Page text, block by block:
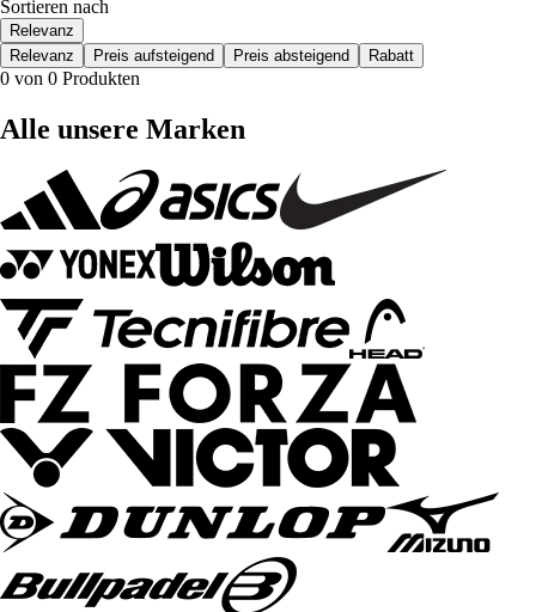
Sortieren nach
Relevanz
Relevanz
Preis aufsteigend Preis absteigend Rabatt
0 von 0 Produkten
Alle unsere Marken